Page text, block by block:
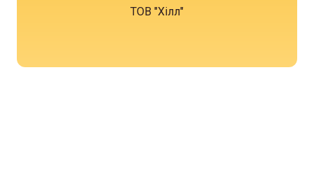
ТОВ "Хілл"